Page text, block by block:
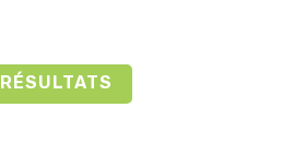
RÉSULTATS